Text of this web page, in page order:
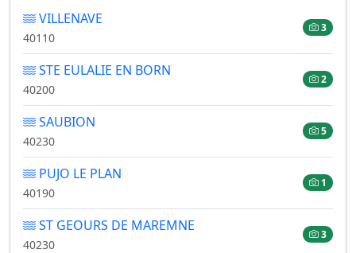
VILLENAVE
40110
3
STE EULALIE EN BORN
40200
2
SAUBION
40230
5
PUJO LE PLAN
40190
1
ST GEOURS DE MAREMNE
40230
3